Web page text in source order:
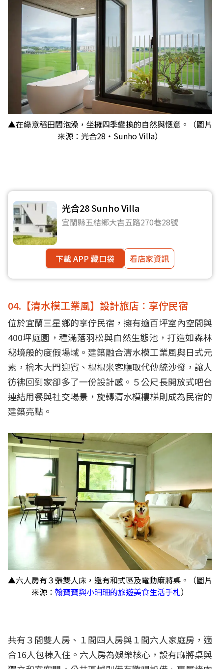
▲在綠意稻田間泡澡，坐擁四季變換的自然與愜意。（圖片
來源：光合28・Sunho Villa）
光合28 Sunho Villa
宜蘭縣五結鄉大吉五路270巷28號
下載 APP 藏口袋 看店家資訊
04.【清水模工業風】設計旅店：享佇民宿
位於宜蘭三星鄉的享佇民宿，擁有逾百坪室內空間與
400坪庭園，種滿落羽松與自然生態池，打造如森林
秘境般的度假場域。建築融合清水模工業風與日式元
素，檜木大門迎賓、榻榻米客廳取代傳統沙發，讓人
彷彿回到家卻多了一份設計感。５公尺長開放式吧台
連結用餐與社交場景，旋轉清水模樓梯則成為民宿的
建築亮點。
▲六人房有３張雙人床，還有和式區及電動麻將桌。（圖片
來源： 翰寶寶與小珊珊的旅遊美食生活手札）
共有３間雙人房、１間四人房與１間六人家庭房，適
合16人包棟入住。六人房為娛樂核心，設有麻將桌與